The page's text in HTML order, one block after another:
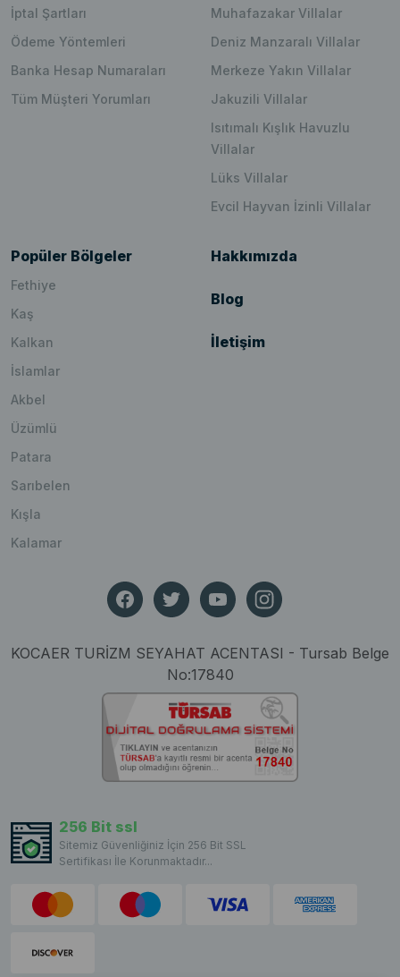
İptal Şartları
Ödeme Yöntemleri
Banka Hesap Numaraları
Tüm Müşteri Yorumları
Muhafazakar Villalar
Deniz Manzaralı Villalar
Merkeze Yakın Villalar
Jakuzili Villalar
Isıtımalı Kışlık Havuzlu
Villalar
Lüks Villalar
Evcil Hayvan İzinli Villalar
Popüler Bölgeler
Fethiye
Kaş
Kalkan
İslamlar
Akbel
Üzümlü
Patara
Sarıbelen
Kışla
Kalamar
Hakkımızda
Blog
İletişim
KOCAER TURİZM SEYAHAT ACENTASI - Tursab Belge
No:17840
256 Bit ssl
Sitemiz Güvenliğiniz İçin 256 Bit SSL
Sertifikası İle Korunmaktadır...